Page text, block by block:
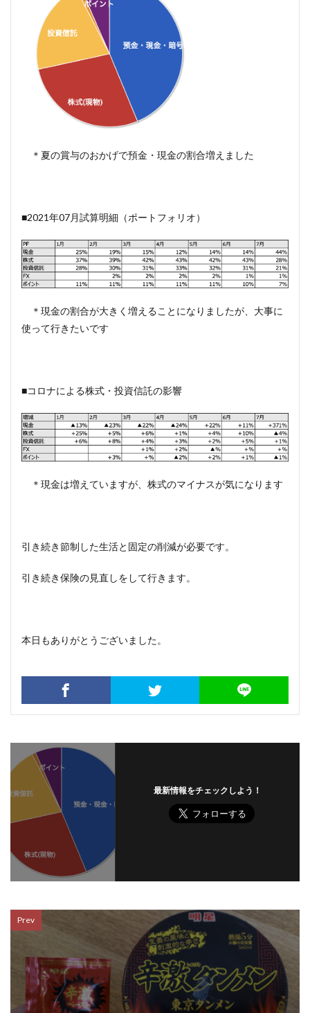
＊夏の賞与のおかげで預金・現金の割合増えました
■2021年07月試算明細（ポートフォリオ）
＊現金の割合が大きく増えることになりましたが、大事に
使って行きたいです
■コロナによる株式・投資信託の影響
＊現金は増えていますが、株式のマイナスが気になります
引き続き節制した生活と固定の削減が必要です。
引き続き保険の見直しをして行きます。
本日もありがとうございました。
最新情報をチェックしよう！
Prev